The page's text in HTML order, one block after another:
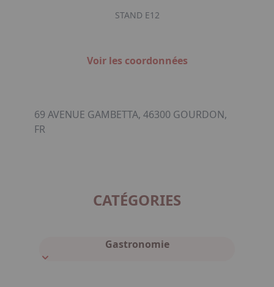
STAND E12
Voir les coordonnées
69 AVENUE GAMBETTA, 46300 GOURDON,
FR
CATÉGORIES
Gastronomie